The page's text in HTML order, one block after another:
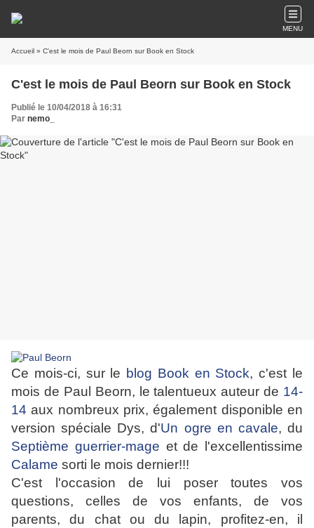
MENU
Accueil » C'est le mois de Paul Beorn sur Book en Stock
C'est le mois de Paul Beorn sur Book en Stock
Publié le 10/04/2018 à 16:31
Par nemo_
Ce mois-ci, sur le blog Book en Stock, c'est le
mois de Paul Beorn, le talentueux auteur de 14-
14 aux nombreux prix, également disponible en
version spéciale Dys, d'Un ogre en cavale, du
Septième guerrier-mage et de l'excellentissime
Calame sorti le mois dernier!!!
C'est l'occasion de lui poser toutes vos
questions, celles de vos enfants, de vos
parents, du chat ou du lapin, profitez-en, il